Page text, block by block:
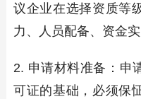
议企业在选择资质等
力、人员配备、资金实
2. 申请材料准备：申
可证的基础，必须保